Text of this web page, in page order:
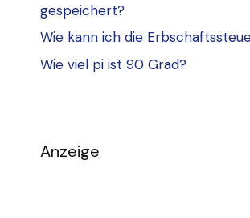
gespeichert?
Wie kann ich die
Wie viel pi ist 90 Grad?
Anzeige